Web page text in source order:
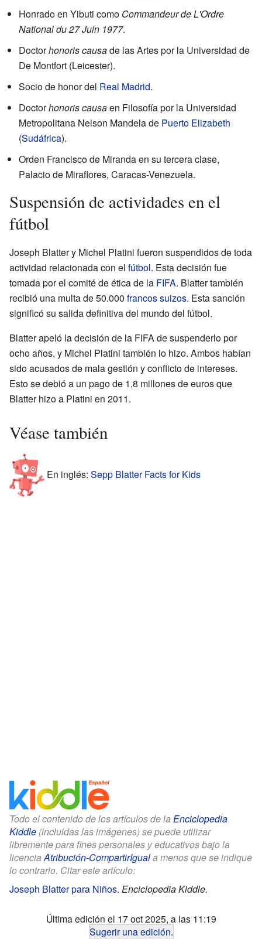
Honrado en Yibuti como Commandeur de L'Ordre
National du 27 Juin 1977.
Doctorhonoris causade las Artes por la Universidad de
De Montfort (Leicester).
Socio de honor del Real Madrid.
Doctorhonoris causaen Filosofía por la Universidad
Metropolitana Nelson Mandela de Puerto Elizabeth
(Sudáfrica).
Orden Francisco de Miranda en su tercera clase,
Palacio de Miraflores, Caracas-Venezuela.
Suspensión de actividades en el
fútbol
Joseph Blatter y Michel Platini fueron suspendidos de toda
actividad relacionada con el fútbol. Esta decisión fue
tomada por el comité de ética de la FIFA. Blatter también
recibió una multa de 50.000 francos suizos. Esta sanción
significó su salida definitiva del mundo del fútbol.
Blatter apeló la decisión de la FIFA de suspenderlo por
ocho años, y Michel Platini también lo hizo. Ambos habían
sido acusados de mala gestión y conflicto de intereses.
Esto se debió a un pago de 1,8 millones de euros que
Blatter hizo a Platini en 2011.
Véase también
En inglés: Sepp Blatter Facts for Kids
Todo el contenido de los artículos de la Enciclopedia
Kiddle (incluidas las imágenes) se puede utilizar
libremente para fines personales y educativos bajo la
licenciaAtribución-CompartirIguala menos que se indique
lo contrario. Citar este artículo:
Joseph Blatter para Niños. Enciclopedia Kiddle.
Última edición el 17 oct 2025, a las 11:19
Sugerir una edición.